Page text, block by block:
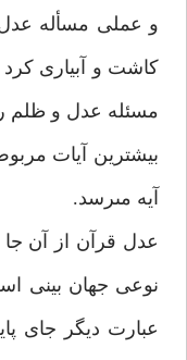
و عملى مسأله عدل
كاشت و آبيارى
مسئله عدل و ظلم
آيه مى‏رسد.
عدل قرآن از آن جا
نوعى جهان بينى
عبارت ديگر جاى